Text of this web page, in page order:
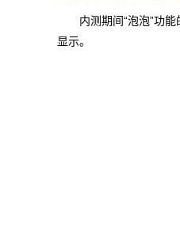
内测期间“泡泡”功
显示。